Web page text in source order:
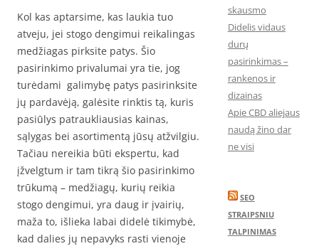
Kol kas aptarsime, kas laukia tuo
atveju, jei stogo dengimui reikalingas
medžiagas pirksite patys. Šio
pasirinkimo privalumai yra tie, jog
turėdami galimybę patys pasirinksite
jų pardavėją, galėsite rinktis tą, kuris
pasiūlys patraukliausias kainas,
sąlygas bei asortimentą jūsų atžvilgiu.
Tačiau nereikia būti ekspertu, kad
įžvelgtum ir tam tikrą šio pasirinkimo
trūkumą – medžiagų, kurių reikia
stogo dengimui, yra daug ir įvairių,
maža to, išlieka labai didelė tikimybė,
kad dalies jų nepavyks rasti vienoje
skausmo
Didelis vidaus
durų
pasirinkimas –
rankenos ir
dizainas
Apie CBD aliejaus
naudą žino dar
ne visi
SEO
STRAIPSNIU
TALPINIMAS